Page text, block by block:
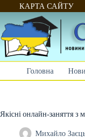
Перейти
до
КАРТА САЙТУ
Головна
Якісні онлайн-заняття з
Михайло